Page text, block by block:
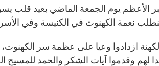
الأعظم يوم الجمعة الماضي بعيد قلب
ازدادوا وعيا على عظمة سر